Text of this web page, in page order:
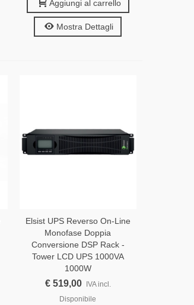
Aggiungi al carrello
Mostra Dettagli
Elsist UPS Reverso On-Line
Monofase Doppia
Conversione DSP Rack -
Tower LCD UPS 1000VA
1000W
€ 519,00
IVA incl.
Disponibile